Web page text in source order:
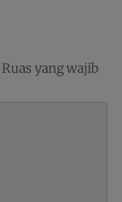
Ruas yang wajib